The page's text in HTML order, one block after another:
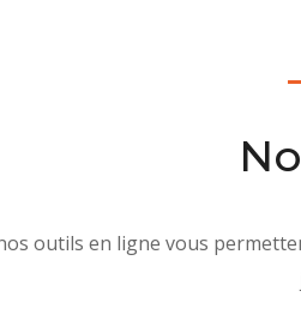
outils en ligne vous